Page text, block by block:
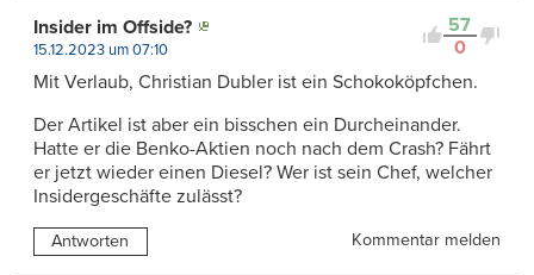
57
0
Insider im Offside?
15.12.2023 um 07:10
Mit Verlaub, Christian Dubler ist ein Schokoköpfchen.
Der Artikel ist aber ein bisschen ein Durcheinander.
Hatte er die Benko-Aktien noch nach dem Crash? Fährt
er jetzt wieder einen Diesel? Wer ist sein Chef, welcher
Insidergeschäfte zulässt?
Antworten Kommentar melden